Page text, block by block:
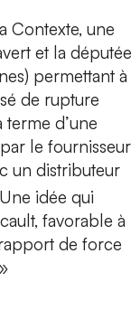
Contexte, une
et la députée
permettant à
de rupture
d’une
le fournisseur
un distributeur
idée qui
favorable à
de force